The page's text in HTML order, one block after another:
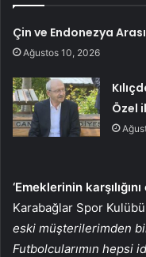
Çin ve Endonezya
Ağustos 10, 2026
Özel
‘Emeklerinin
Karabağlar Spor
eski müşterilerimden
Futbolcularımın hepsi